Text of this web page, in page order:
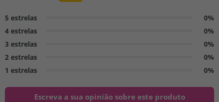
5 estrelas
0%
4 estrelas
0%
3 estrelas
0%
2 estrelas
0%
1 estrelas
0%
Escreva a sua opinião sobre este produto